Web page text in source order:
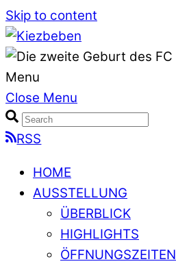
Skip to content
Menu
Close Menu
RSS
HOME
AUSSTELLUNG
ÜBERBLICK
HIGHLIGHTS
ÖFFNUNGSZEITEN